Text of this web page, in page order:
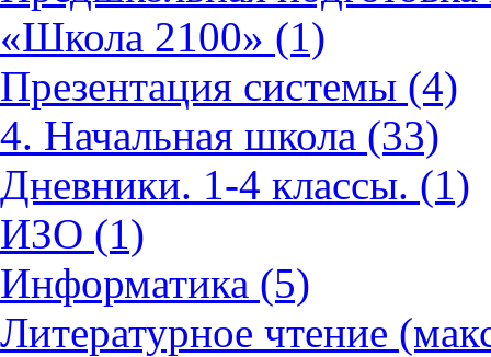
«Школа 2100» (1)
Презентация системы (4)
4. Начальная школа (33)
Дневники. 1-4 классы. (1)
ИЗО (1)
Информатика (5)
Литературное чтение